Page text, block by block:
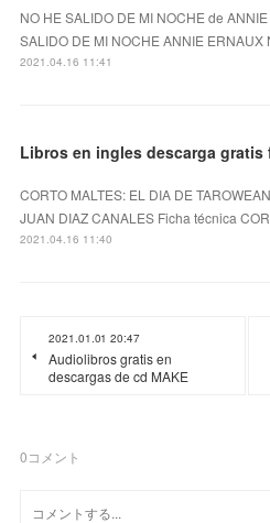
NO HE SALIDO DE MI NOCHE de
SALIDO DE MI NOCHE ANNIE
2021.04.16 11:41
CORTO MALTES: EL DIA DE
JUAN DIAZ CANALES Ficha técnica
2021.04.16 11:40
2021.01.01 20:47
Audiolibros gratis en
descargas de cd MAKE
0コメント